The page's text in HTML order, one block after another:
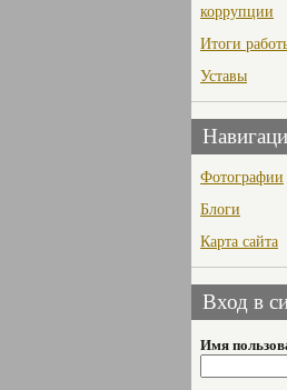
коррупции
Итоги
Уставы
Фотографии
Блоги
Карта сайта
Вход в
Имя